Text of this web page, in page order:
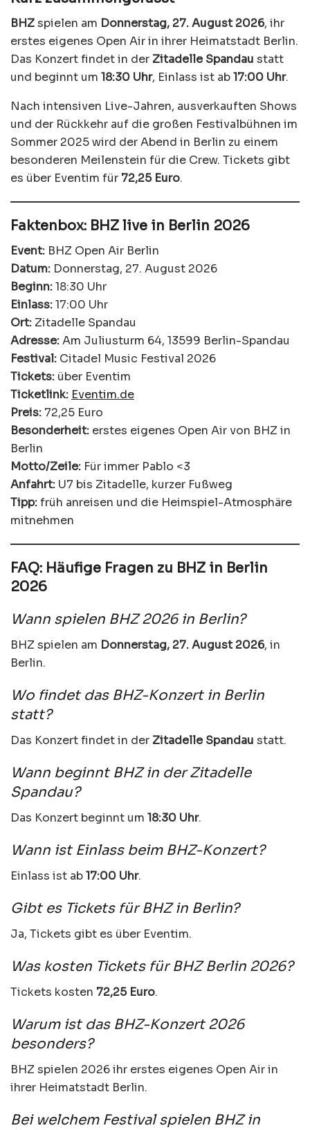
BHZspielen am Donnerstag, 27. August 2026, ihr
erstes eigenes Open Air in ihrer Heimatstadt Berlin.
Das Konzert findet in der Zitadelle Spandau statt
und beginnt um 18:30 Uhr, Einlass ist ab17:00 Uhr.
Nach intensiven Live-Jahren, ausverkauften Shows
und der Rückkehr auf die großen Festivalbühnen im
Sommer 2025 wird der Abend in Berlin zu einem
besonderen Meilenstein für die Crew. Tickets gibt
es über Eventim für 72,25 Euro.
Faktenbox: BHZ live in Berlin 2026
Event: BHZ Open Air Berlin
Datum: Donnerstag, 27. August 2026
Beginn:18:30 Uhr
Einlass:17:00 Uhr
Ort: Zitadelle Spandau
Adresse:Am Juliusturm 64, 13599 Berlin-Spandau
Festival: Citadel Music Festival 2026
Tickets: über Eventim
Ticketlink: Eventim.de
Preis: 72,25 Euro
Besonderheit: erstes eigenes Open Air von BHZ in
Berlin
Motto/Zeile: Für immer Pablo <3
Anfahrt: U7 bis Zitadelle, kurzer Fußweg
Tipp:früh anreisen und die Heimspiel-Atmosphäre
mitnehmen
FAQ: Häufige Fragen zu BHZ in Berlin
2026
Wann spielen BHZ 2026 in Berlin?
BHZ spielen am Donnerstag, 27. August 2026, in
Berlin.
Wo findet das BHZ-Konzert in Berlin
statt?
Das Konzert findet in der Zitadelle Spandau statt.
Wann beginnt BHZ in der Zitadelle
Spandau?
Das Konzert beginnt um 18:30 Uhr.
Wann ist Einlass beim BHZ-Konzert?
Einlass ist ab17:00 Uhr.
Gibt es Tickets für BHZ in Berlin?
Ja, Tickets gibt es über Eventim.
Was kosten Tickets für BHZ Berlin 2026?
Tickets kosten 72,25 Euro.
Warum ist das BHZ-Konzert 2026
besonders?
BHZ spielen 2026 ihr erstes eigenes Open Air in
ihrer Heimatstadt Berlin.
Bei welchem Festival spielen BHZ in